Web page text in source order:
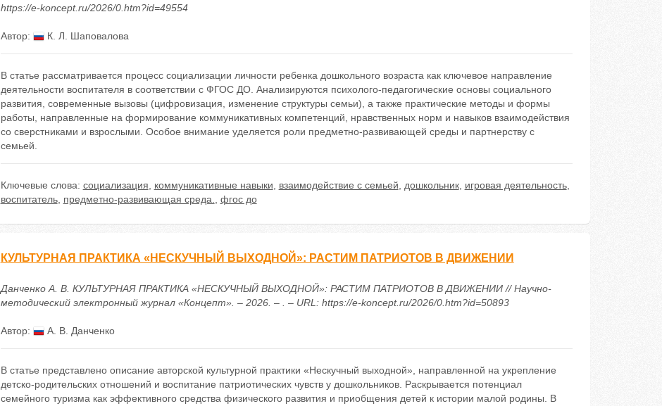
https://e-koncept.ru/2026/0.htm?id=49554
Автор: К. Л. Шаповалова
В статье рассматривается процесс социализации личности ребенка дошкольного возраста как ключевое направление
деятельности воспитателя в соответствии с ФГОС ДО. Анализируются психолого-педагогические основы социального
развития, современные вызовы (цифровизация, изменение структуры семьи), а также практические методы и формы
работы, направленные на формирование коммуникативных компетенций, нравственных норм и навыков взаимодействия
со сверстниками и взрослыми. Особое внимание уделяется роли предметно-развивающей среды и партнерству с
семьей.
Ключевые слова: социализация коммуникативные навыки взаимодействие с семьей дошкольник, игровая деятельность,
воспитатель, предметно-развивающая среда. фгос до
КУЛЬТУРНАЯ ПРАКТИКА «НЕСКУЧНЫЙ ВЫХОДНОЙ»: РАСТИМ ПАТРИОТОВ В ДВИЖЕНИИ
Данченко А. В. КУЛЬТУРНАЯ ПРАКТИКА «НЕСКУЧНЫЙ ВЫХОДНОЙ»: РАСТИМ ПАТРИОТОВ В ДВИЖЕНИИ // Научно-
методический электронный журнал «Концепт». – 2026. – . – URL: https://e-koncept.ru/2026/0.htm?id=50893
Автор: А. В. Данченко
В статье представлено описание авторской культурной практики «Нескучный выходной», направленной на укрепление
детско-родительских отношений и воспитание патриотических чувств у дошкольников. Раскрывается потенциал
семейного туризма как эффективного средства физического развития и приобщения детей к истории малой родины. В